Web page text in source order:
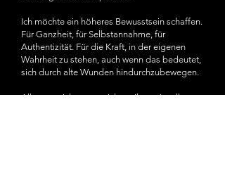
Ich möchte ein höheres Bewusstsein schaffen.
Für Ganzheit, für Selbstannahme, für
Authentizität. Für die Kraft, in der eigenen
Wahrheit zu stehen, auch wenn das bedeutet,
sich durch alte Wunden hindurchzubewegen.
Alles, was ich tue, tue ich, weil es mir selbst